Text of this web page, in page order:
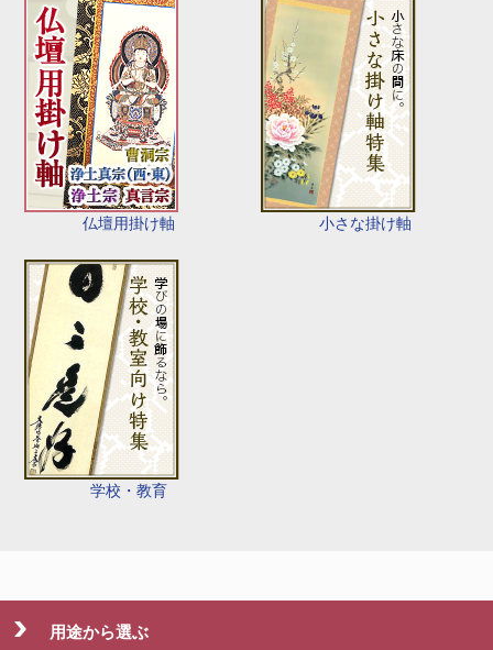
仏壇用掛け軸 小さな掛け軸
学校・教育
用途から選ぶ